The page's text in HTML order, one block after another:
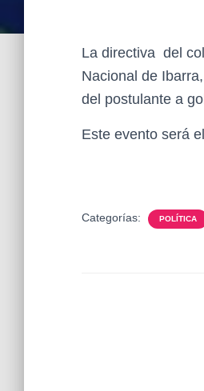
La directiva del
Nacional de
del postulante a
Este evento será
Categorías: POLÍTICA